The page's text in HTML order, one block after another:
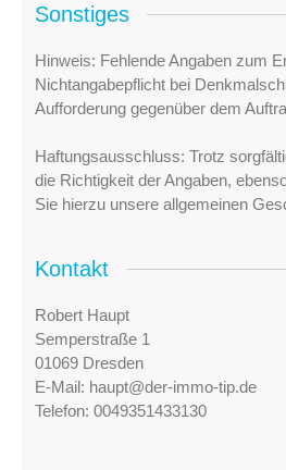
Sonstiges
Hinweis: Fehlende Angaben zum
Nichtangabepflicht bei
Aufforderung gegenüber dem
Haftungsausschluss: Trotz
die Richtigkeit der Angaben,
Sie hierzu unsere allgemeinen
Kontakt
Robert Haupt
Semperstraße 1
01069 Dresden
E-Mail: haupt@der-immo-tip.de
Telefon: 0049351433130